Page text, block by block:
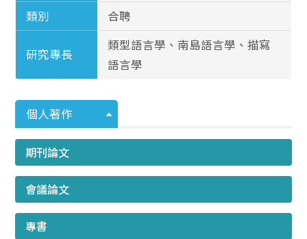
類別
合聘
研究專長
類型語言學、南島語言學、描寫
語言學
個人著作
期刊論文
會議論文
專書